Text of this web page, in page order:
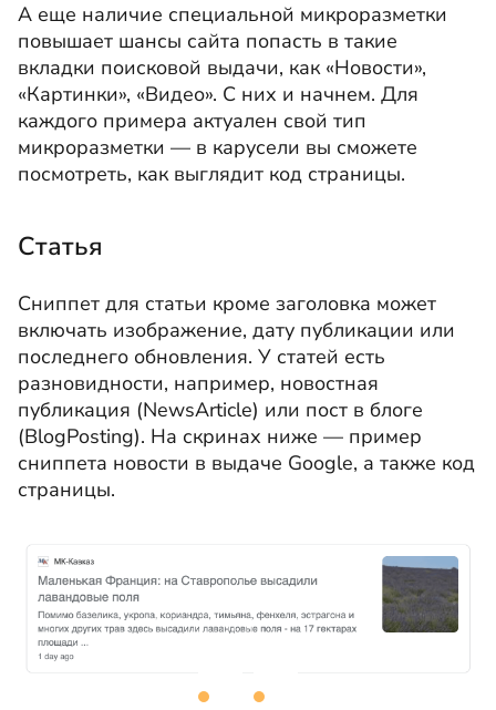
А еще наличие специальной микроразметки
повышает шансы сайта попасть в такие
вкладки поисковой выдачи, как «Новости»,
«Картинки», «Видео». С них и начнем. Для
каждого примера актуален свой тип
микроразметки — в карусели вы сможете
посмотреть, как выглядит код страницы.
Статья
Сниппет для статьи кроме заголовка может
включать изображение, дату публикации или
последнего обновления. У статей есть
разновидности, например, новостная
публикация (NewsArticle) или пост в блоге
(BlogPosting). На скринах ниже — пример
сниппета новости в выдаче Google, а также код
страницы.